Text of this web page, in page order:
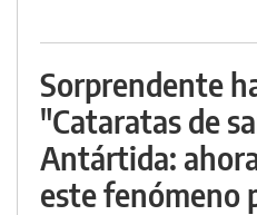
Sorprendente
"Cataratas de
Antártida:
este fenómeno